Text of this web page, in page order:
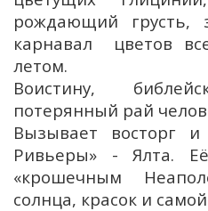
рождающий грусть,
карнавал цветов
летом.
Воистину,
потерянный рай
Вызывает восторг и
Ривьеры» - Ялта.
«крошечным
солнца, красок и